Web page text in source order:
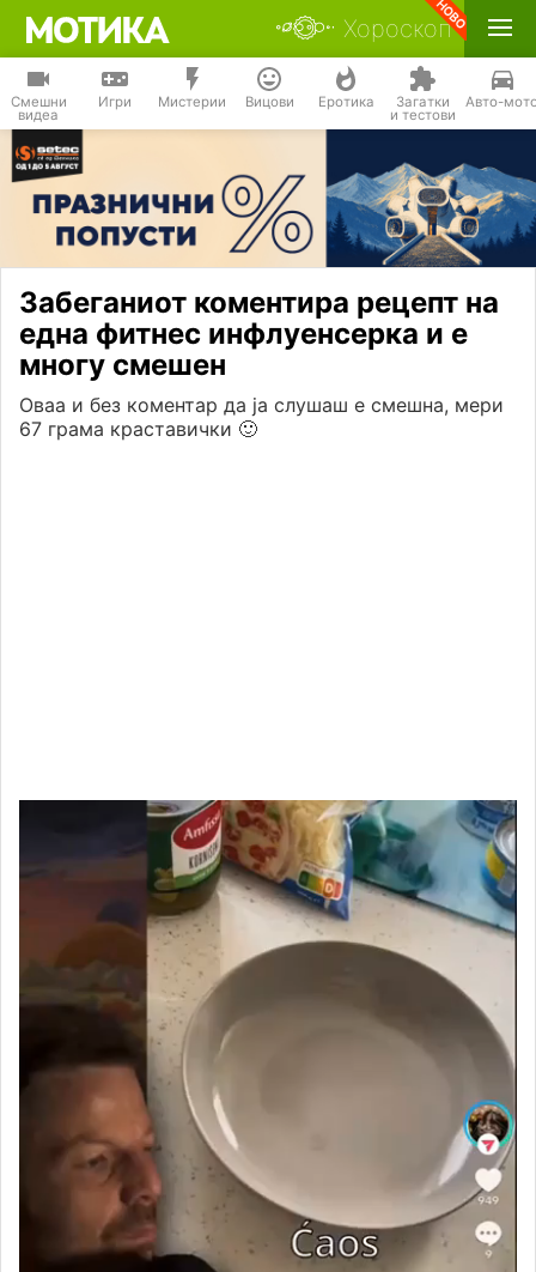
Хороскоп
Смешни
видеа
Игри Мистерии Вицови Еротика Загатки
и тестови
Авто-
Забеганиот коментира рецепт на
една фитнес инфлуенсерка и е
многу смешен
Оваа и без коментар да ја слушаш е смешна, мери
67 грама краставички 🙂